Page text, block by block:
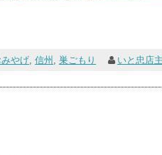
みやげ,信州 ,巣ごもり いと忠店